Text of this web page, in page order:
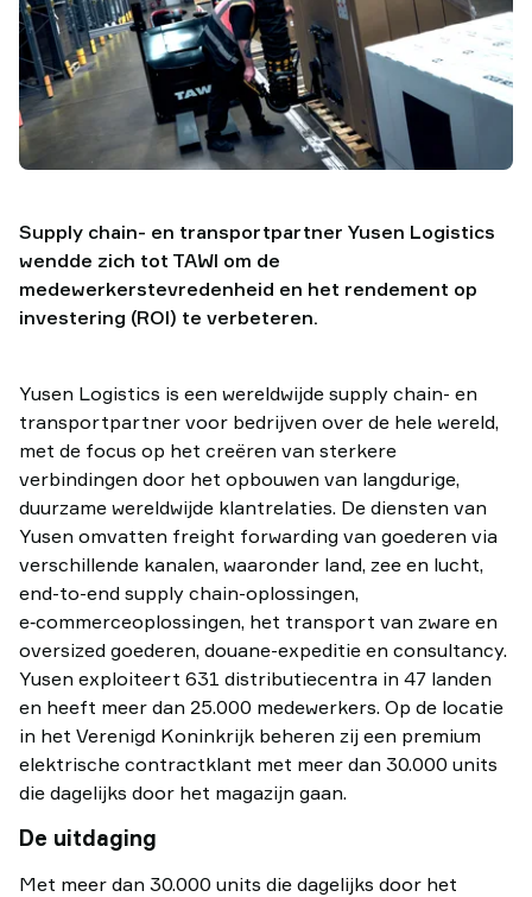
Supply chain- en transportpartner Yusen Logistics
wendde zich tot TAWI om de
medewerkerstevredenheid en het rendement op
investering (ROI) te verbeteren.
Yusen Logistics is een wereldwijde supply chain- en
transportpartner voor bedrijven over de hele wereld,
met de focus op het creëren van sterkere
verbindingen door het opbouwen van langdurige,
duurzame wereldwijde klantrelaties. De diensten van
Yusen omvatten freight forwarding van goederen via
verschillende kanalen, waaronder land, zee en lucht,
end-to-end supply chain-oplossingen,
e‑commerceoplossingen, het transport van zware en
oversized goederen, douane-expeditie en consultancy.
Yusen exploiteert 631 distributiecentra in 47 landen
en heeft meer dan 25.000 medewerkers. Op de locatie
in het Verenigd Koninkrijk beheren zij een premium
elektrische contractklant met meer dan 30.000 units
die dagelijks door het magazijn gaan.
De uitdaging
Met meer dan 30.000 units die dagelijks door het